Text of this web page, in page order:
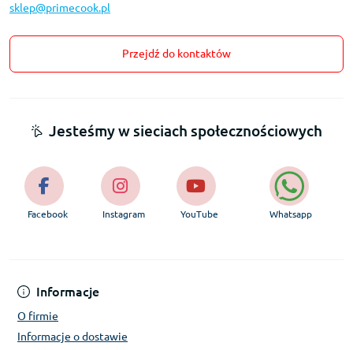
sklep@primecook.pl
Przejdź do kontaktów
Informacje
O firmie
Informacje o dostawie
Jesteśmy w sieciach społecznościowych
Facebook Instagram YouTube Whatsapp